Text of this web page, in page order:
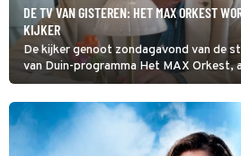
DE TV VAN GISTEREN: HET MAX ORKEST
KIJKER
De kijker genoot zondagavond van de
van Duin-programma Het MAX Orkest,
sociale media tenminste mogen
afleveringen van de vooralsnog niet
Hart tegen Hart en Your Place or Mine
een nieuwe Zomergasten
van gisteren.